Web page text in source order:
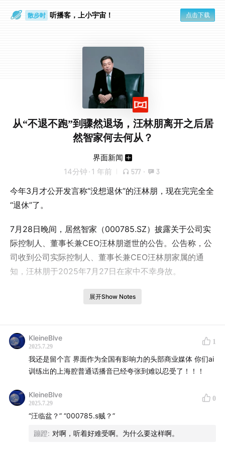
散步时 听播客，上小宇宙！ 点击下载
从“不退不跑”到骤然退场，汪林朋离开之后居
然智家何去何从？
界面新闻
14分钟 · 1 年前 577 · 3
今年3月才公开发言称“没想退休”的汪林朋，现在完完全全
“退休”了。
7月28日晚间，居然智家（000785.SZ）披露关于公司实
际控制人、董事长兼CEO汪林朋逝世的公告。公告称，公
司收到公司实际控制人、董事长兼CEO汪林朋家属的通
知，汪林朋于2025年7月27日在家中不幸身故。
居然智家在公告中表示，公司董事会对汪林朋为公司付出
痛哀悼，并向其家属致以深切慰问。
汪林朋的离开很突然。7月23日，居然智家发布公告表
示，汪林朋的留置措施已经被解除，变更为“责令候查”状
态，目前已回到工作岗位正常履职。
在此之前界面新闻曾报道，4月18日，居然智家收到实际
控制人、董事长兼 CEO 汪林朋家属的通知，其于近日收
展开Show Notes
KleineBlve
2025.7.29
1
我还是留个言 界面作为全国有影响力的头部商业媒体 你们ai
训练出的上海腔普通话播音已经夸张到难以忍受了！！！
KleineBlve
2025.7.29
0
“汪临盆？” “000785.s贼？”
蹦蹬: 对啊，听着好难受啊。为什么要这样啊。